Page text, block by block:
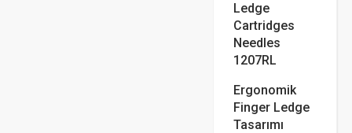
Ledge
Cartridges
Needles
1207RL
Ergonomik
Finger Ledge
Tasarımı